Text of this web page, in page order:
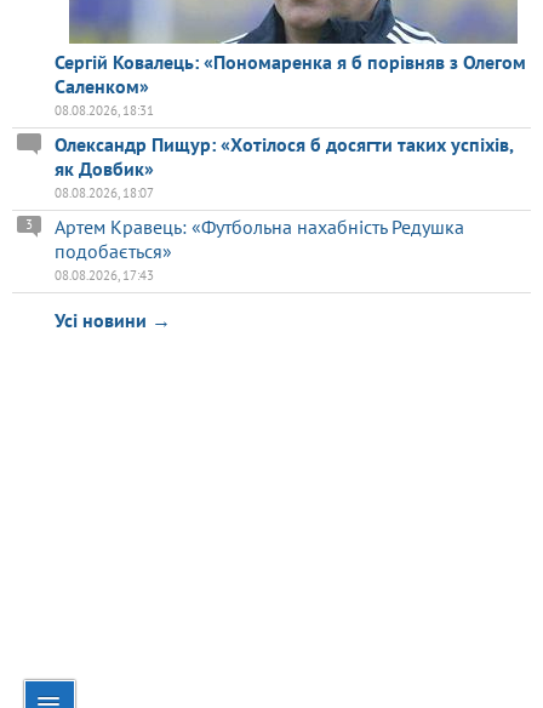
Сергій Ковалець: «Пономаренка я б порівняв з Олегом
Саленком»
08.08.2026, 18:31
Олександр Пищур: «Хотілося б досягти таких успіхів,
як Довбик»
08.08.2026, 18:07
Артем Кравець: «Футбольна нахабність Редушка
подобається»
3
08.08.2026, 17:43
Усі новини →